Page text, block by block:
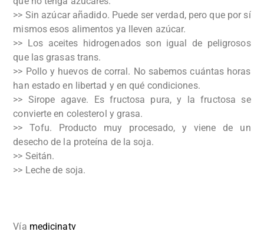
>> Sin azúcar añadido. Puede ser verdad, pero que por sí
mismos esos alimentos ya lleven azúcar.
>> Los aceites hidrogenados son igual de peligrosos
que las grasas trans.
>> Pollo y huevos de corral. No sabemos cuántas horas
han estado en libertad y en qué condiciones.
>> Sirope agave. Es fructosa pura, y la fructosa se
convierte en colesterol y grasa.
>> Tofu. Producto muy procesado, y viene de un
desecho de la proteína de la soja.
>> Seitán.
>> Leche de soja.
Vía medicinatv